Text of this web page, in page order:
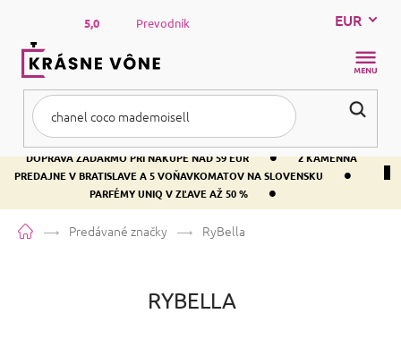
obsah
DOPRAVA ZADARMO PRI NÁKUPE NAD 59 EUR •
2 KAMENNÁ
PREDAJNE V BRATISLAVE A 5 VOŇAVKOMATOV NA SLOVENSKU
•
PARFÉMY UNIQ V ZĽAVE AŽ 50 % •
5,0 Prevodník EUR
DomovPredávané značky RyBella
RYBELLA